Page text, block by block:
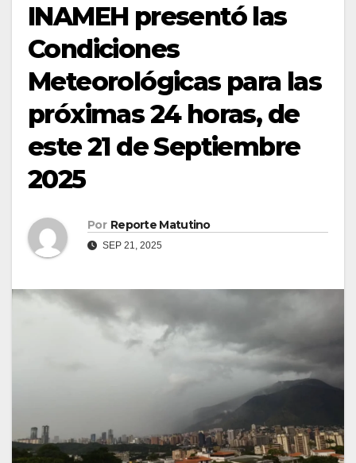
INAMEH presentó las
Condiciones
Meteorológicas para las
próximas 24 horas, de
este 21 de Septiembre
2025
Por Reporte Matutino
SEP 21, 2025